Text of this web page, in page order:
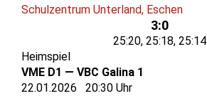
Schulzentrum Unterland, Eschen
3:0
25:20, 25:18, 25:14
Heimspiel
VME D1 — VBC Galina 1
22.01.2026 20:30 Uhr